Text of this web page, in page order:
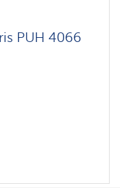
PUH 4066